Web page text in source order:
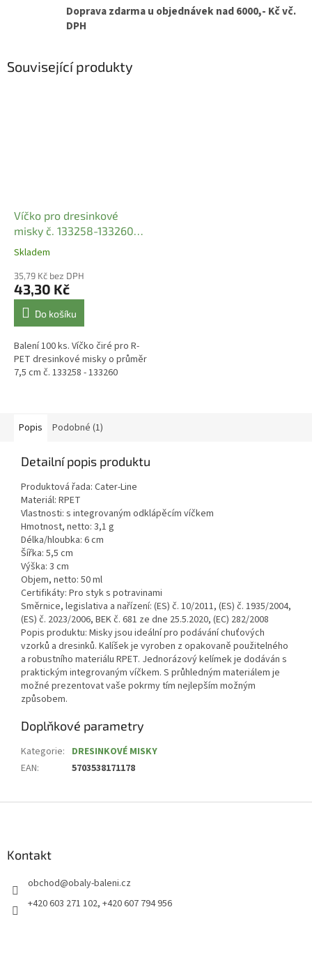
Doprava zdarma u objednávek nad 6000,- Kč vč.
DPH
Související produkty
Víčko pro dresinkové
misky č. 133258-133260
(R-PET) čiré (100 ks)
Skladem
35,79 Kč bez DPH
43,30 Kč
Do košíku
Balení 100 ks. Víčko čiré pro R-
PET dresinkové misky o průměr
7,5 cm č. 133258 - 133260
Popis Podobné (1)
Detailní popis produktu
Produktová řada: Cater-Line
Materiál: RPET
Vlastnosti: s integrovaným odklápěcím víčkem
Hmotnost, netto: 3,1 g
Délka/hloubka: 6 cm
Šířka: 5,5 cm
Výška: 3 cm
Objem, netto: 50 ml
Certifikáty: Pro styk s potravinami
Směrnice, legislativa a nařízení: (ES) č. 10/2011, (ES) č. 1935/2004,
(ES) č. 2023/2006, BEK č. 681 ze dne 25.5.2020, (EC) 282/2008
Popis produktu: Misky jsou ideální pro podávání chuťových
vzorků a dresinků. Kalíšek je vyroben z opakovaně použitelného
a robustního materiálu RPET. Jednorázový kelímek je dodáván s
praktickým integrovaným víčkem. S průhledným materiálem je
možné prezentovat vaše pokrmy tím nejlepším možným
způsobem.
Doplňkové parametry
Kategorie: DRESINKOVÉ MISKY
EAN: 5703538171178
Kontakt
obchod@obaly-baleni.cz
+420 603 271 102, +420 607 794 956